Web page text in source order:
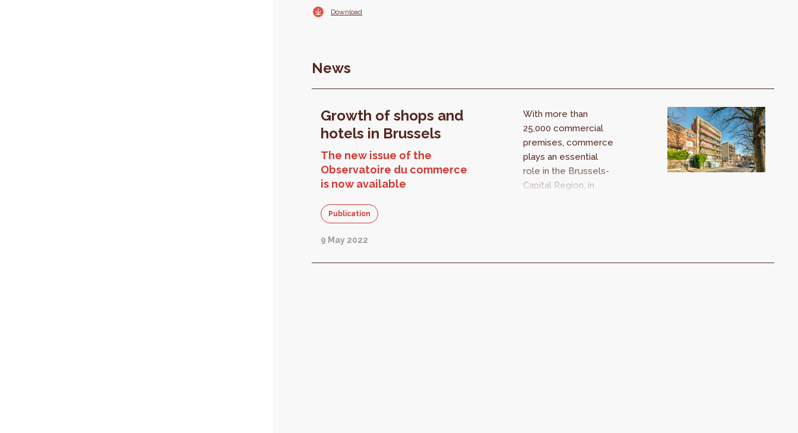
Download
News
Growth of shops and
hotels in Brussels
The new issue of the
Observatoire du commerce
is now available
Publication
9 May 2022
With more than
25,000 commercial
premises, commerce
plays an essential
role in the Brussels-
Capital Region, in